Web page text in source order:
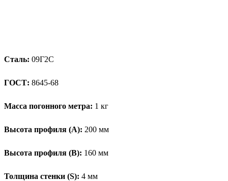
Сталь: 09Г2С
ГОСТ: 8645-68
Масса погонного метра: 1 кг
Высота профиля (А): 200 мм
Высота профиля (B): 160 мм
Толщина стенки (S): 4 мм